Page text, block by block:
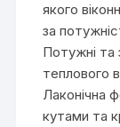
якого
за
Потужні та
теплового
Лаконічна
кутами та